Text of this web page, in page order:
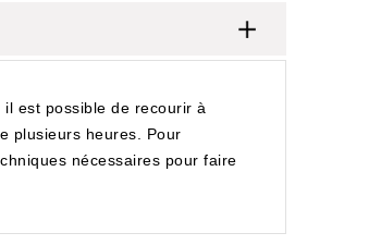
est possible de recourir à
plusieurs heures. Pour
nécessaires pour faire